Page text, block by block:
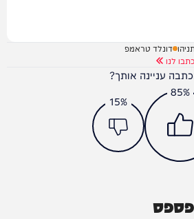
דונלד טראמפ
לנו
עניינה אותך?
85%
15%